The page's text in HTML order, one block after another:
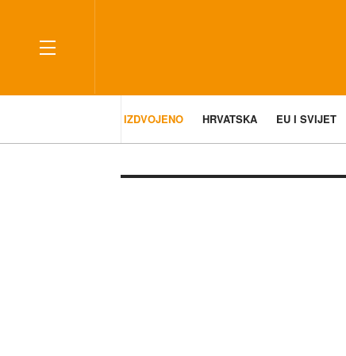
IZDVOJENO HRVATSKA EU I SVIJET